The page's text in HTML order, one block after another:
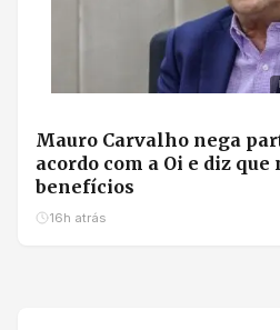
Mauro Carvalho nega
acordo com a Oi e diz que
benefícios
16h atrás